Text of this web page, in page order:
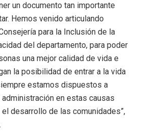
un documento tan importante
Hemos venido articulando
para la Inclusión de la
del departamento, para poder
una mejor calidad de vida e
la posibilidad de entrar a la vida
estamos dispuestos a
en estas causas
desarrollo de las comunidades”,